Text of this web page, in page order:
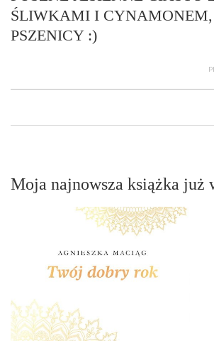
ŚLIWKAMI I
PSZENICY :)
Moja najnowsza książka już